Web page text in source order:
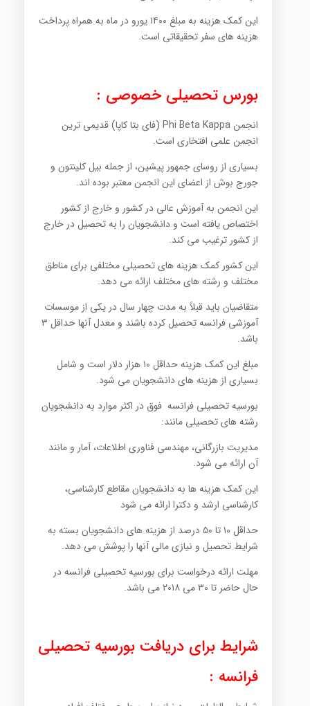
این کمک هزینه به مبلغ ۱۴۰۰ یورو در ماه به همراه پرداخت
هزینه های سفر تحقیقاتی است.
بورس تحصیلی خصوصی :
انجمن Phi Beta Kappa (فای بتا کاپا) قدیمی ترین
انجمن علمی افتخاری است.
بسیاری از روسای جمهور پیشین، از جمله بیل کلینتون و
جورج بوش از اعضای این انجمن معتبر بوده اند.
این انجمن به آموزش عالی در کشور و خارج از کشور
اختصاص یافته است و دانشجویان را به تحصیل در خارج
از کشور ترغیب می کند.
این کشور کمک هزینه های تحصیلی مختلفی برای مناطق
مختلف و رشته های مختلف ارائه می دهد.
متقاضیان باید قبلاً به مدت چهار سال در یکی از موسسات
آموزشی فرانسه تحصیل کرده باشند و معدل آنها حداقل ۳
باشد.
مبلغ این کمک هزینه حداقل ۱۰ هزار دلار است و شامل
بسیاری از هزینه های دانشجویان می شود.
بورسیه تحصیلی فرانسه فوق در اکثر موارد به دانشجویان
رشته های تحصیلی مانند:
مدیریت بازرگانی، مهندسی فناوری اطلاعات، آمار و مانند
آن ارائه می شود.
این کمک هزینه ها به دانشجویان مقاطع کارشناسی،
کارشناسی ارشد و دکترا ارائه می شود
حداقل ۱۰ تا ۵۰ درصد از هزینه های دانشجویان بسته به
شرایط تحصیل و نیازی مالی آنها را پوشش می دهد.
مهلت ارائه درخواست برای بورسیه تحصیلی فرانسه در
حال حاضر تا ۳۰ می ۲۰۱۸ می باشد.
شرایط برای دریافت بورسیه تحصیلی
فرانسه :